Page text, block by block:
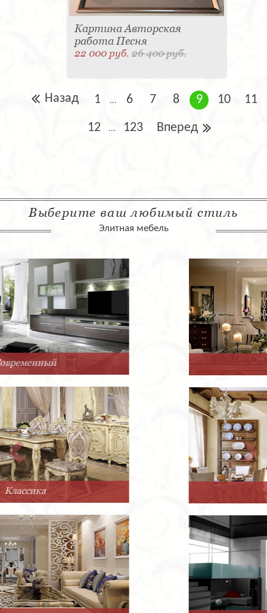
Картина Авторская
работа Песня
22 000 руб.26 400 руб.
Назад 1 ... 6 7 8 9 10 11
12 ... 123 Вперед
Выберите ваш любимый стиль
Элитная мебель